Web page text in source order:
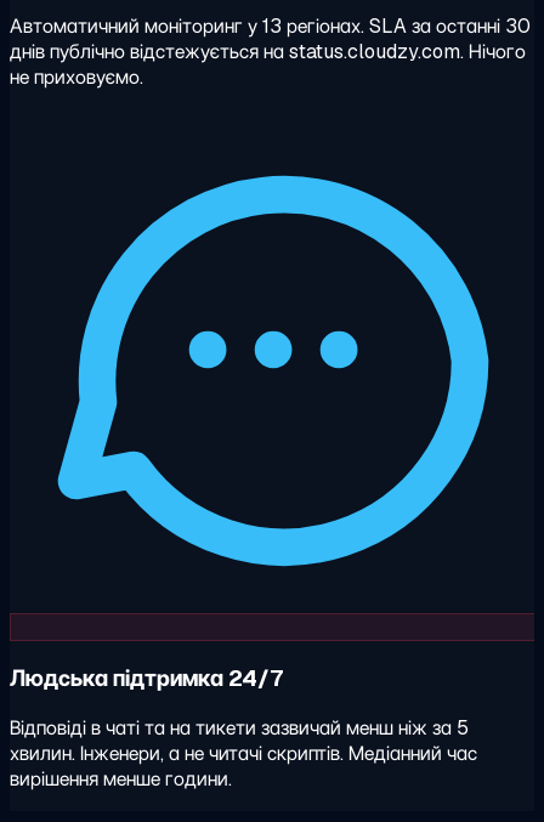
Автоматичний моніторинг у 13 регіонах. SLA за останні 30
днів публічно відстежується на status.cloudzy.com. Нічого
не приховуємо.
Людська підтримка 24/7
Відповіді в чаті та на тикети зазвичай менш ніж за 5
хвилин. Інженери, а не читачі скриптів. Медіанний час
вирішення менше години.